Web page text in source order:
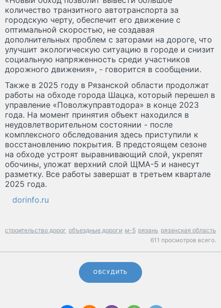
количество транзитного автотранспорта за
городскую черту, обеспечит его движение с
оптимальной скоростью, не создавая
дополнительных проблем с заторами на дороге, что
улучшит экологическую ситуацию в городе и снизит
социальную напряженность среди участников
дорожного движения», - говорится в сообщении.
Также в 2025 году в Рязанской области продолжат
работы на обходе города Шацка, который перешел в
управление «Поволжуправтодора» в конце 2023
года. На момент принятия объект находился в
неудовлетворительном состоянии - после
комплексного обследования здесь приступили к
восстановлению покрытия. В предстоящем сезоне
на обходе устроят выравнивающий слой, укрепят
обочины, уложат верхний слой ЩМА-5 и нанесут
разметку. Все работы завершат в третьем квартале
2025 года.
dorinfo.ru
строительство дорог объездные дороги м-5 рязань рязанская область
611 просмотров всего.
ОБСУДИТЬ